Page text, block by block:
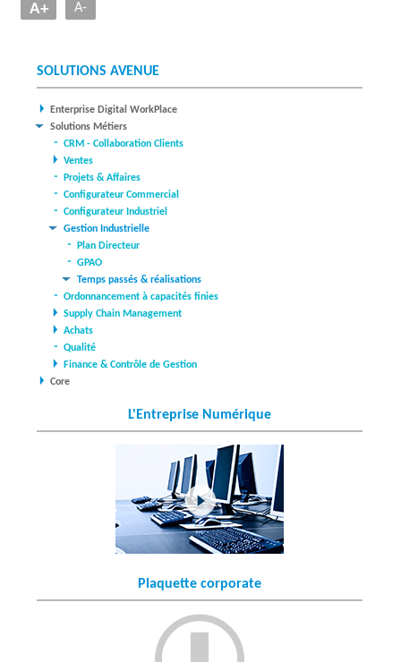
A+ A-
SOLUTIONS AVENUE
Enterprise Digital WorkPlace
Solutions Métiers
CRM - Collaboration Clients
Ventes
Projets & Affaires
Configurateur Commercial
Configurateur Industriel
Gestion Industrielle
Plan Directeur
GPAO
Temps passés & réalisations
Ordonnancement à capacités finies
Supply Chain Management
Achats
Qualité
Finance & Contrôle de Gestion
Core
L'Entreprise Numérique
Plaquette corporate